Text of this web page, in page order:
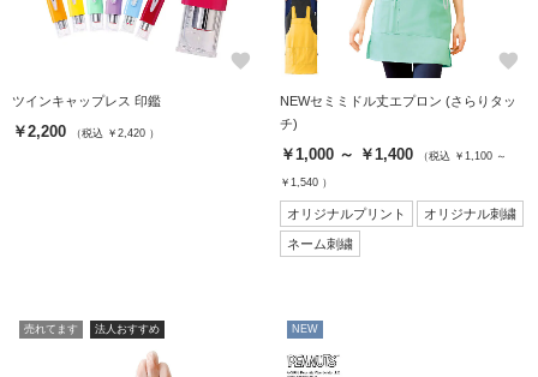
favorite
ツインキャップレス 印鑑
￥2,200 （税込 ￥2,420 ）
favorite
NEWセミミドル丈エプロン (さらりタッ
チ)
￥1,000 ～ ￥1,400 （税込 ￥1,100 ～
￥1,540 ）
オリジナルプリント オリジナル刺繍
ネーム刺繍
売れてます 法人おすすめ NEW